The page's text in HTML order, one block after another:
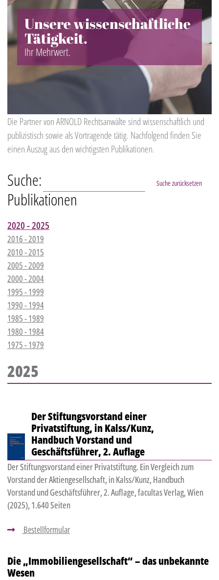
Unsere wissenschaftliche
Tätigkeit.
Ihr Mehrwert.
Die Partner von ARNOLD Rechtsanwälte sind wissenschaftlich und
publizistisch sowie als Vortragende tätig. Nachfolgend finden Sie
einen Auszug aus den wichtigsten Publikationen.
Suche: Suche zurücksetzen
Publikationen
2020 - 2025
2016 - 2019
2010 - 2015
2005 - 2009
2000 - 2004
1995 - 1999
1990 - 1994
1985 - 1989
1980 - 1984
1975 - 1979
2025
Der Stiftungsvorstand einer
Privatstiftung, in Kalss/Kunz,
Handbuch Vorstand und
Geschäftsführer, 2. Auflage
Der Stiftungsvorstand einer Privatstiftung. Ein Vergleich zum
Vorstand der Aktiengesellschaft, in Kalss/Kunz, Handbuch
Vorstand und Geschäftsführer, 2. Auflage, facultas Verlag, Wien
(2025), 1.640 Seiten
Bestellformular
Die „Immobiliengesellschaft“ – das unbekannte
Wesen